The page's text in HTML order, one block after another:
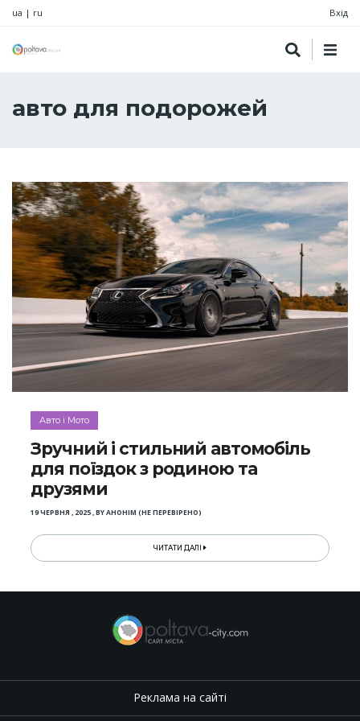
ua | ru Вхід
авто для подорожей
Авто і Мото
Зручний і стильний автомобіль
для поїздок з родиною та
друзями
19 ЧЕРВНЯ , 2025,BYАНОНІМ (НЕ ПЕРЕВІРЕНО)
ЧИТАТИ ДАЛІ
Реклама на сайті